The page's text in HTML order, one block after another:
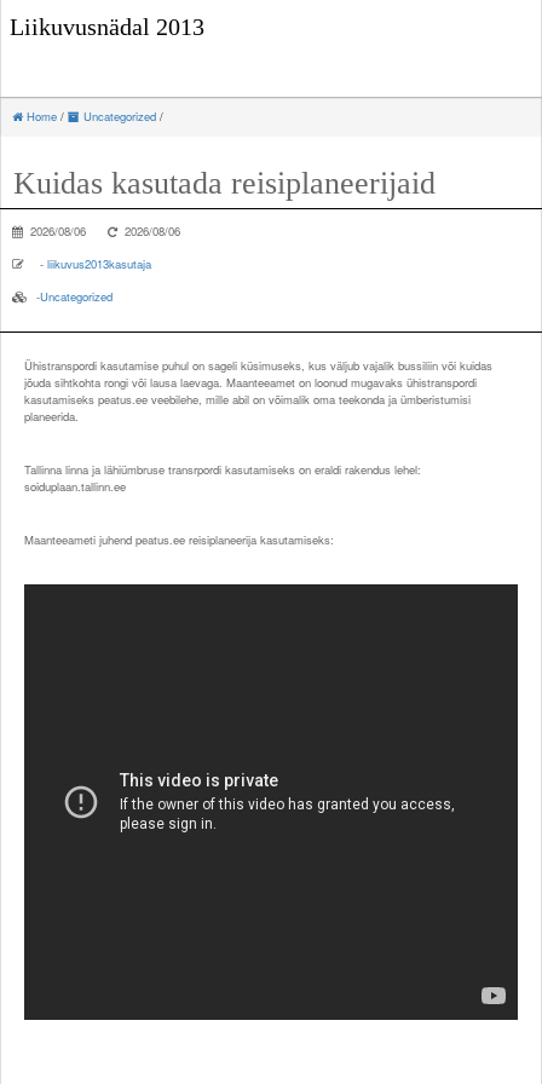
Liikuvusnädal 2013
Home / Uncategorized /
Kuidas kasutada reisiplaneerijaid
2026/08/06
2026/08/06
- liikuvus2013kasutaja
-Uncategorized
Ühistranspordi kasutamise puhul on sageli küsimuseks, kus väljub vajalik bussiliin või kuidas
jõuda sihtkohta rongi või lausa laevaga. Maanteeamet on loonud mugavaks ühistranspordi
kasutamiseks peatus.ee veebilehe, mille abil on võimalik oma teekonda ja ümberistumisi
planeerida.
Tallinna linna ja lähiümbruse transrpordi kasutamiseks on eraldi rakendus lehel:
soiduplaan.tallinn.ee
Maanteeameti juhend peatus.ee reisiplaneerija kasutamiseks: